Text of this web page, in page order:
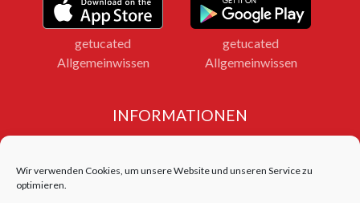
Wir verwenden Cookies, um unsere Website und unseren Service zu
optimieren.
getucated
Allgemeinwissen
getucated
Allgemeinwissen
INFORMATIONEN
Impressum
Bildnachweise